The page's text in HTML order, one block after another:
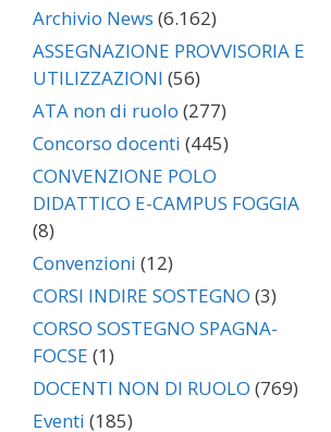
Archivio News (6.162)
ASSEGNAZIONE PROVVISORIA E
UTILIZZAZIONI (56)
ATA non di ruolo (277)
Concorso docenti (445)
CONVENZIONE POLO
DIDATTICO E-CAMPUS FOGGIA
(8)
Convenzioni (12)
CORSI INDIRE SOSTEGNO (3)
CORSO SOSTEGNO SPAGNA-
FOCSE (1)
DOCENTI NON DI RUOLO (769)
Eventi (185)